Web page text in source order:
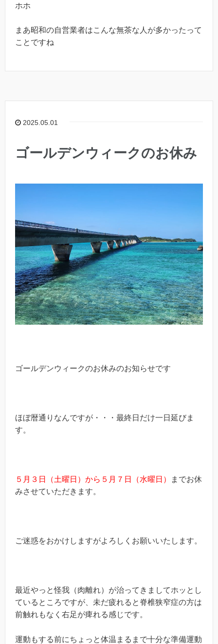
ホホ
まあ昭和の自営業者はこんな無茶な人が多かったって
ことですね
2025.05.01
ゴールデンウィークのお休み
ゴールデンウィークのお休みのお知らせです
ほぼ暦通りなんですが・・・最終日だけ一日延びま
す。
５月３日（土曜日）から５月７日（水曜日）
までお休
みさせていただきます。
ご迷惑をおかけしますがよろしくお願いいたします。
最近やっと怪我（肉離れ）が治ってきましてホッとし
ているところですが、未だ疲れると脊椎狭窄症の方は
前触れもなく右足が痺れる感じです。
運動もする前にちょっと体温まるまで十分な準備運動